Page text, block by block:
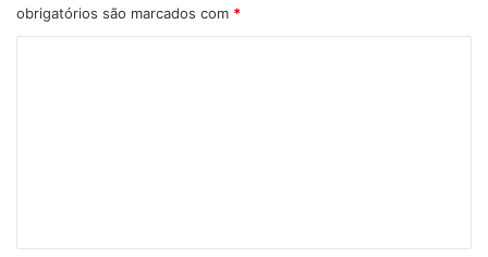
obrigatórios são marcados com *